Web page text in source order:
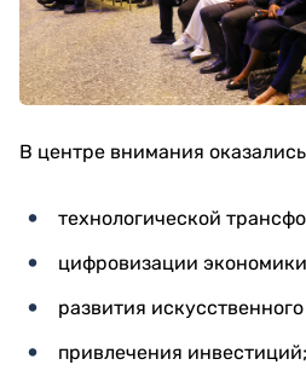
В центре внимания
технологической
цифровизации
развития
привлечения инвестиций;